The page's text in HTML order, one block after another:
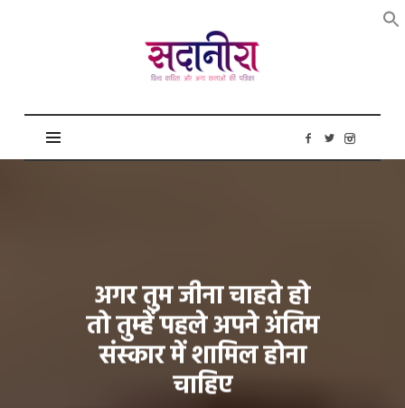
सदानीरा
अगर तुम जीना चाहते हो
तो तुम्हें पहले अपने अंतिम
संस्कार में शामिल होना
चाहिए